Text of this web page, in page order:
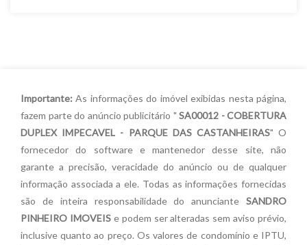
Importante: As informações do imóvel exibidas nesta página,
fazem parte do anúncio publicitário " SA00012 - COBERTURA
DUPLEX IMPECAVEL - PARQUE DAS CASTANHEIRAS" O
fornecedor do software e mantenedor desse site, não
garante a precisão, veracidade do anúncio ou de qualquer
informação associada a ele. Todas as informações fornecidas
são de inteira responsabilidade do anunciante SANDRO
PINHEIRO IMOVEISe podem ser alteradas sem aviso prévio,
inclusive quanto ao preço. Os valores de condomínio e IPTU,